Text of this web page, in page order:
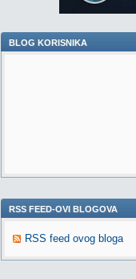
BLOG KORISNIKA
RSS FEED-OVI BLOGOVA
RSS feed ovog bloga